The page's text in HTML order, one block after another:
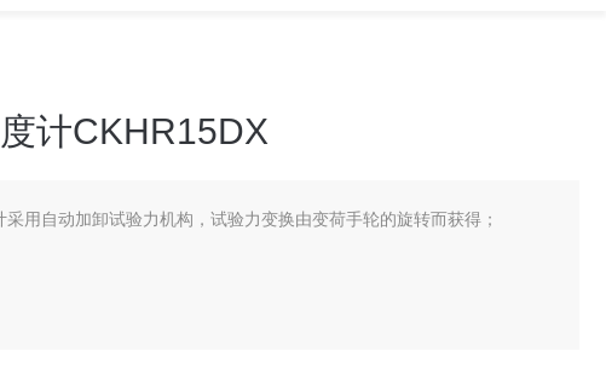
计CKHR15DX
采用自动加卸试验力机构，试验力变换由变荷手轮的旋转而获得；